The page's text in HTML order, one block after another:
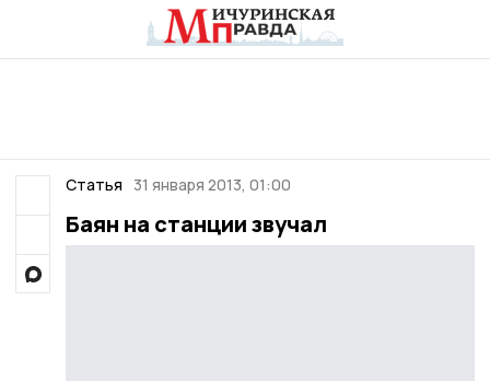
Статья 31 января 2013, 01:00
Баян на станции звучал